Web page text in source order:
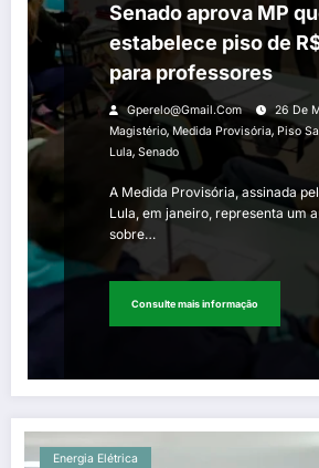
Senado aprova MP
estabelece piso de
para professores
Gperelo@gmail.com
26 De
Magistério,Medida Provisória, Piso
Lula, Senado
A Medida Provisória, assinada
Lula, em janeiro, representa um
sobre…
Consulte mais informação
Energia Elétrica